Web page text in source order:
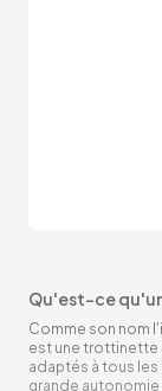
Qu'est-ce
Comme son nom
est une trottinette
adaptés à tous
grande autonomie